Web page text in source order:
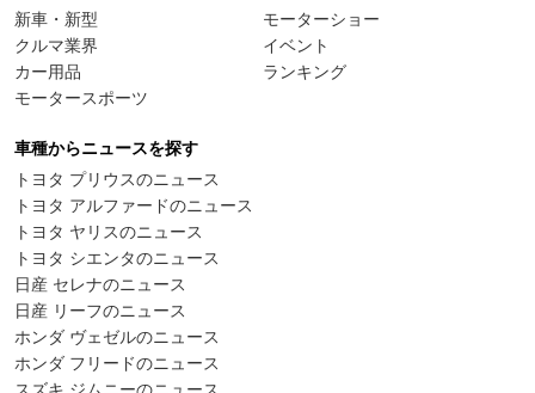
新車・新型
クルマ業界
カー用品
モータースポーツ
モーターショー
イベント
ランキング
車種からニュースを探す
トヨタ プリウスのニュース
トヨタ アルファードのニュース
トヨタ ヤリスのニュース
トヨタ シエンタのニュース
日産 セレナのニュース
日産 リーフのニュース
ホンダ ヴェゼルのニュース
ホンダ フリードのニュース